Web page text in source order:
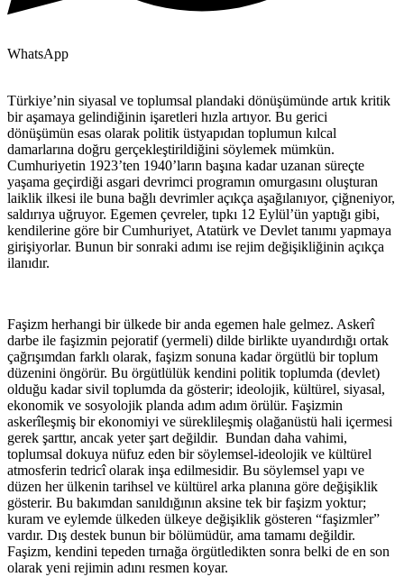
WhatsApp
Türkiye’nin siyasal ve toplumsal plandaki dönüşümünde artık kritik
bir aşamaya gelindiğinin işaretleri hızla artıyor. Bu gerici
dönüşümün esas olarak politik üstyapıdan toplumun kılcal
damarlarına doğru gerçekleştirildiğini söylemek mümkün.
Cumhuriyetin 1923’ten 1940’ların başına kadar uzanan süreçte
yaşama geçirdiği asgari devrimci programın omurgasını oluşturan
laiklik ilkesi ile buna bağlı devrimler açıkça aşağılanıyor, çiğneniyor,
saldırıya uğruyor. Egemen çevreler, tıpkı 12 Eylül’ün yaptığı gibi,
kendilerine göre bir Cumhuriyet, Atatürk ve Devlet tanımı yapmaya
girişiyorlar. Bunun bir sonraki adımı ise rejim değişikliğinin açıkça
ilanıdır.
Faşizm herhangi bir ülkede bir anda egemen hale gelmez. Askerî
darbe ile faşizmin pejoratif (yermeli) dilde birlikte uyandırdığı ortak
çağrışımdan farklı olarak, faşizm sonuna kadar örgütlü bir toplum
düzenini öngörür. Bu örgütlülük kendini politik toplumda (devlet)
olduğu kadar sivil toplumda da gösterir; ideolojik, kültürel, siyasal,
ekonomik ve sosyolojik planda adım adım örülür. Faşizmin
askerîleşmiş bir ekonomiyi ve süreklileşmiş olağanüstü hali içermesi
gerek şarttır, ancak yeter şart değildir. Bundan daha vahimi,
toplumsal dokuya nüfuz eden bir söylemsel-ideolojik ve kültürel
atmosferin tedricî olarak inşa edilmesidir. Bu söylemsel yapı ve
düzen her ülkenin tarihsel ve kültürel arka planına göre değişiklik
gösterir. Bu bakımdan sanıldığının aksine tek bir faşizm yoktur;
kuram ve eylemde ülkeden ülkeye değişiklik gösteren “faşizmler”
vardır. Dış destek bunun bir bölümüdür, ama tamamı değildir.
Faşizm, kendini tepeden tırnağa örgütledikten sonra belki de en son
olarak yeni rejimin adını resmen koyar.